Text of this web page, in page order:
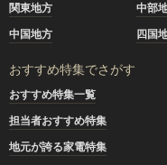
関東地方
中部
中国地方
四国
おすすめ特集でさがす
おすすめ特集一覧
担当者おすすめ特集
地元が誇る家電特集